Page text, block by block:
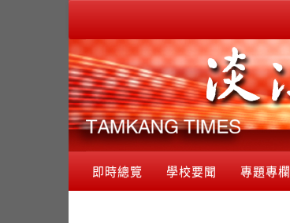
即時總覽 學校要聞 專題專欄